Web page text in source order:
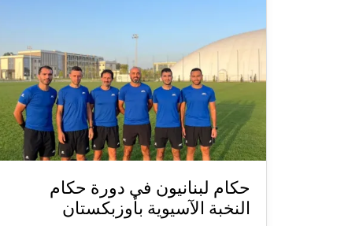
حكام لبنانيون في دورة حكام
النخبة الآسيوية بأوزبكستان